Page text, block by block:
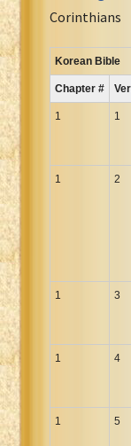
Russian
Russian
Spanish RV
Spanish Sag.
Swahili New
Tagalog John
Turkish Bible
Ukrainian Bible
Vietnamese
Xhosa Bible
Corinthians
Korean Bible
Chapter #
1 1
1 2
1 3
1 4
1 5